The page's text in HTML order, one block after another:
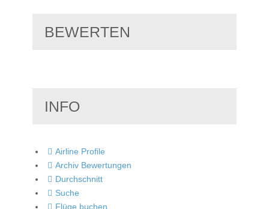
BEWERTEN
INFO
Airline Profile
Archiv Bewertungen
Durchschnitt
Suche
Flüge buchen